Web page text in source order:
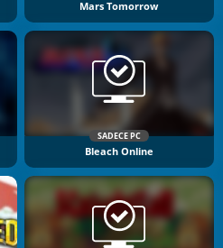
Mars Tomorrow
SADECE PC
Bleach Online